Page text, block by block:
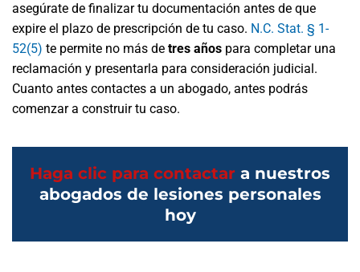
asegúrate de finalizar tu documentación antes de que
expire el plazo de prescripción de tu caso. N.C. Stat. § 1-
52(5) te permite no más de tres años para completar una
reclamación y presentarla para consideración judicial.
Cuanto antes contactes a un abogado, antes podrás
comenzar a construir tu caso.
Haga clic para contactar a nuestros
abogados de lesiones personales
hoy